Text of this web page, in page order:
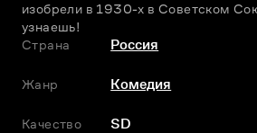
изобрели в 1930-х в Советском
узнаешь!
Страна
Россия
Жанр Комедия
Качество SD